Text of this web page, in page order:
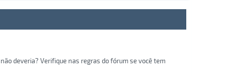
deveria? Verifique nas regras do fórum se você tem